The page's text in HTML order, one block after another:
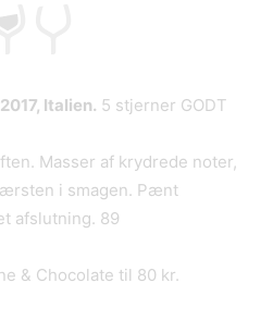
Italien. 5 stjerner GODT
Masser af krydrede noter,
i smagen. Pænt
afslutning. 89
& Chocolate til 80 kr.